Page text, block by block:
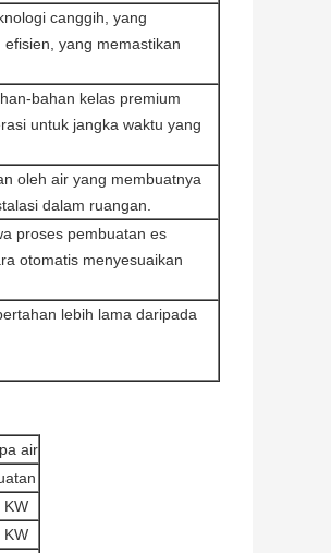
canggih, yang
yang memastikan
bahan kelas premium
untuk jangka waktu yang
oleh air yang membuatnya
dalam ruangan.
proses pembuatan es
otomatis menyesuaikan
lebih lama daripada
air
KW
KW